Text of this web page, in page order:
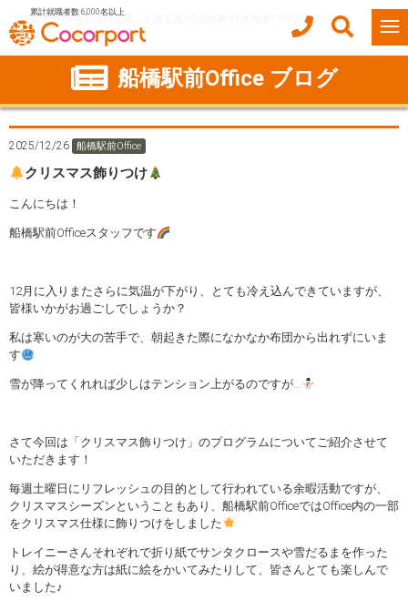
累計就職者数 6,000名以上
ココルポート(就労移行支援・定着支援/自立訓練/計画相談) HOME
クリスマス飾りつけ
船橋駅前Office ブログ
2025/12/26 船橋駅前Office
クリスマス飾りつけ
こんにちは！
船橋駅前Officeスタッフです
12月に入りまたさらに気温が下がり、とても冷え込んできていますが、
皆様いかがお過ごしでしょうか？
私は寒いのが大の苦手で、朝起きた際になかなか布団から出れずにいま
す
雪が降ってくれれば少しはテンション上がるのですが…
さて今回は「クリスマス飾りつけ」のプログラムについてご紹介させて
いただきます！
毎週土曜日にリフレッシュの目的として行われている余暇活動ですが、
クリスマスシーズンということもあり、船橋駅前OfficeではOffice内の一部
をクリスマス仕様に飾りつけをしました
トレイニーさんそれぞれで折り紙でサンタクロースや雪だるまを作った
り、絵が得意な方は紙に絵をかいてみたりして、皆さんとても楽しんで
いました♪